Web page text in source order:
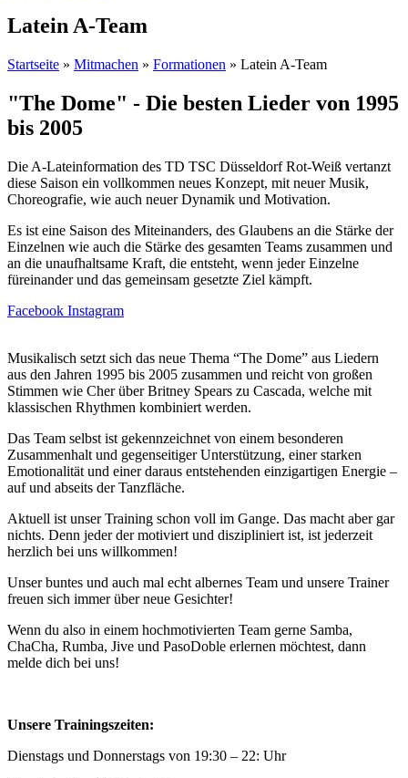
Latein A-Team
Startseite » Mitmachen » Formationen » Latein A-Team
"The Dome" - Die besten Lieder von 1995
bis 2005
Die A-Lateinformation des TD TSC Düsseldorf Rot-Weiß vertanzt
diese Saison ein vollkommen neues Konzept, mit neuer Musik,
Choreografie, wie auch neuer Dynamik und Motivation.
Es ist eine Saison des Miteinanders, des Glaubens an die Stärke der
Einzelnen wie auch die Stärke des gesamten Teams zusammen und
an die unaufhaltsame Kraft, die entsteht, wenn jeder Einzelne
füreinander und das gemeinsam gesetzte Ziel kämpft.
Facebook Instagram
Musikalisch setzt sich das neue Thema “The Dome” aus Liedern
aus den Jahren 1995 bis 2005 zusammen und reicht von großen
Stimmen wie Cher über Britney Spears zu Cascada, welche mit
klassischen Rhythmen kombiniert werden.
Das Team selbst ist gekennzeichnet von einem besonderen
Zusammenhalt und gegenseitiger Unterstützung, einer starken
Emotionalität und einer daraus entstehenden einzigartigen Energie –
auf und abseits der Tanzfläche.
Aktuell ist unser Training schon voll im Gange. Das macht aber gar
nichts. Denn jeder der motiviert und diszipliniert ist, ist jederzeit
herzlich bei uns willkommen!
Unser buntes und auch mal echt albernes Team und unsere Trainer
freuen sich immer über neue Gesichter!
Wenn du also in einem hochmotivierten Team gerne Samba,
ChaCha, Rumba, Jive und PasoDoble erlernen möchtest, dann
melde dich bei uns!
Unsere Trainingszeiten:
Dienstags und Donnerstags von 19:30 – 22: Uhr